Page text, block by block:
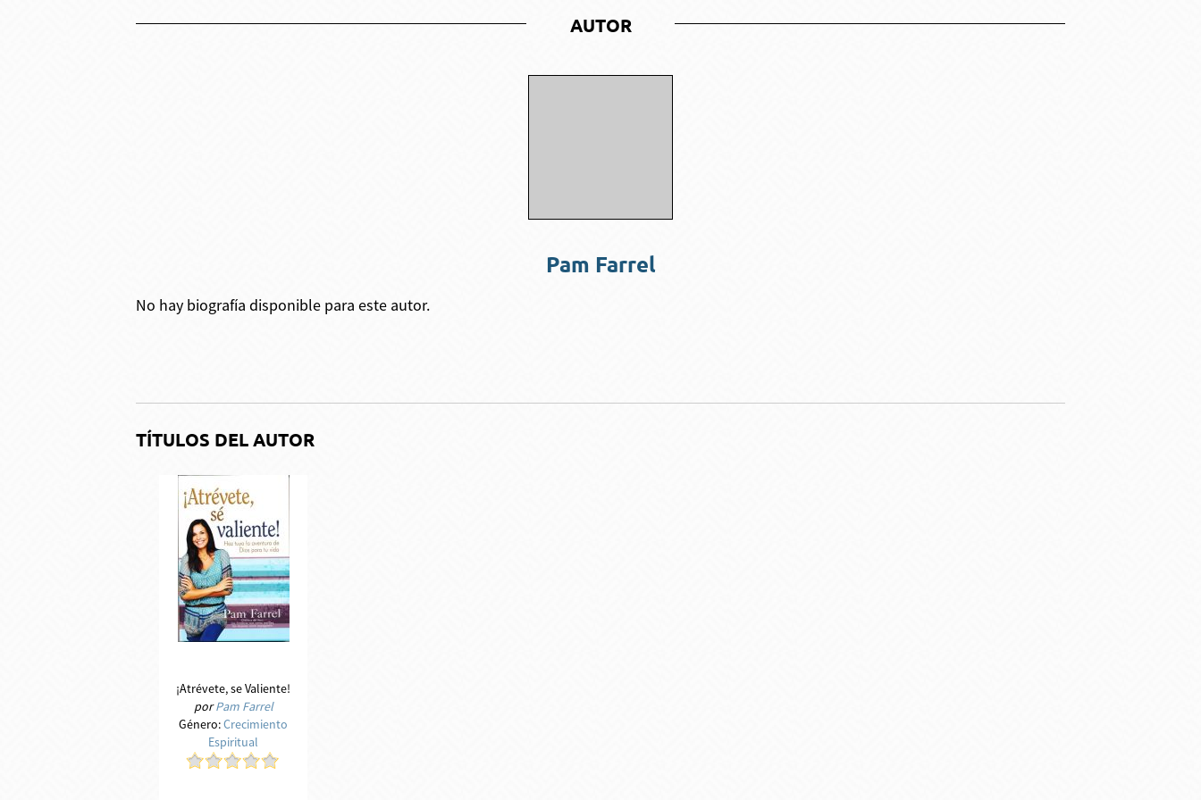
AUTOR
Pam Farrel
No hay biografía disponible para este autor.
TÍTULOS DEL AUTOR
¡Atrévete, se Valiente!
porPam Farrel
Género:Crecimiento
Espiritual